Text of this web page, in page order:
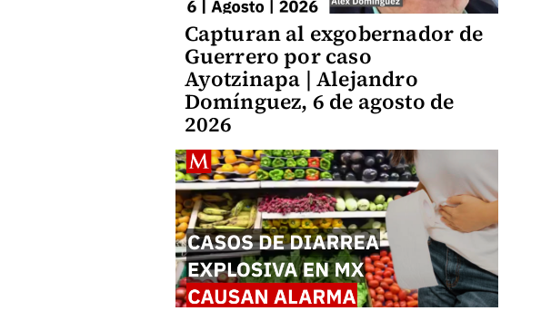
Capturan al exgobernador de
Guerrero por caso
Ayotzinapa | Alejandro
Domínguez, 6 de agosto de
2026